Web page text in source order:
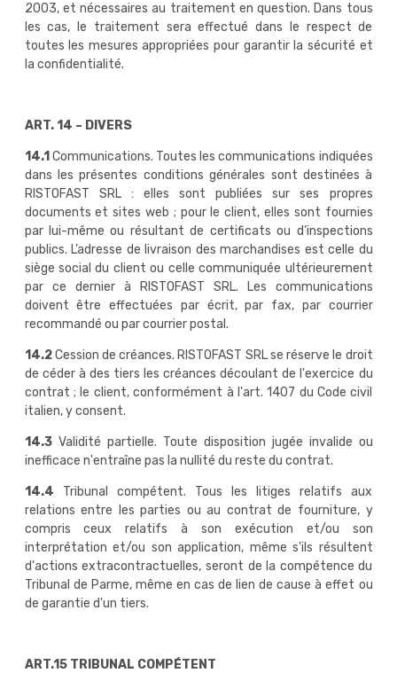
2003, et nécessaires au traitement en question. Dans tous
les cas, le traitement sera effectué dans le respect de
toutes les mesures appropriées pour garantir la sécurité et
la confidentialité.
ART. 14 – DIVERS
14.1 Communications. Toutes les communications indiquées
dans les présentes conditions générales sont destinées à
RISTOFAST SRL : elles sont publiées sur ses propres
documents et sites web ; pour le client, elles sont fournies
par lui-même ou résultant de certificats ou d’inspections
publics. L’adresse de livraison des marchandises est celle du
siège social du client ou celle communiquée ultérieurement
par ce dernier à RISTOFAST SRL. Les communications
doivent être effectuées par écrit, par fax, par courrier
recommandé ou par courrier postal.
14.2Cession de créances. RISTOFAST SRL se réserve le droit
de céder à des tiers les créances découlant de l'exercice du
contrat ; le client, conformément à l'art. 1407 du Code civil
italien, y consent.
14.3Validité partielle. Toute disposition jugée invalide ou
inefficace n'entraîne pas la nullité du reste du contrat.
14.4 Tribunal compétent. Tous les litiges relatifs aux
relations entre les parties ou au contrat de fourniture, y
compris ceux relatifs à son exécution et/ou son
interprétation et/ou son application, même s'ils résultent
d'actions extracontractuelles, seront de la compétence du
Tribunal de Parme, même en cas de lien de cause à effet ou
de garantie d'un tiers.
ART.15 TRIBUNAL COMPÉTENT